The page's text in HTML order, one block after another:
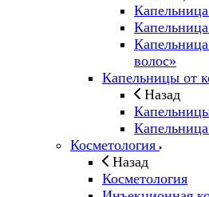
волос»
Капельницы от
Назад
Косметология
Назад
Косметология